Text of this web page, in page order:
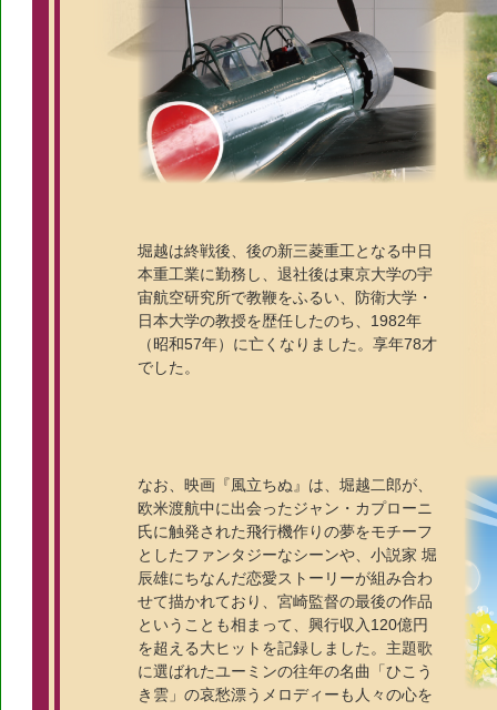
堀越は終戦後、後の新三菱重工となる中日
本重工業に勤務し、退社後は東京大学の宇
宙航空研究所で教鞭をふるい、防衛大学・
日本大学の教授を歴任したのち、1982年
（昭和57年）に亡くなりました。享年78才
でした。
なお、映画『風立ちぬ』は、堀越二郎が、
欧米渡航中に出会ったジャン・カプローニ
氏に触発された飛行機作りの夢をモチーフ
としたファンタジーなシーンや、小説家 堀
辰雄にちなんだ恋愛ストーリーが組み合わ
せて描かれており、宮崎監督の最後の作品
ということも相まって、興行収入120億円
を超える大ヒットを記録しました。主題歌
に選ばれたユーミンの往年の名曲「ひこう
き雲」の哀愁漂うメロディーも人々の心を